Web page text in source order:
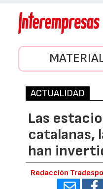
ACTUALIDAD
Las
catalanas,
han
Redacción